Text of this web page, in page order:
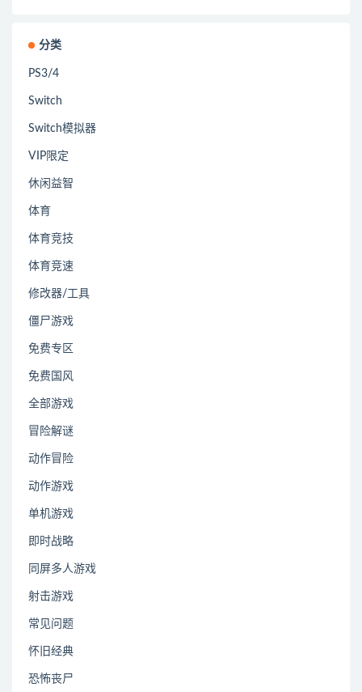
分类
PS3/4
Switch
Switch模拟器
VIP限定
休闲益智
体育
体育竞技
体育竞速
修改器/工具
僵尸游戏
免费专区
免费国风
全部游戏
冒险解谜
动作冒险
动作游戏
单机游戏
即时战略
同屏多人游戏
射击游戏
常见问题
怀旧经典
恐怖丧尸